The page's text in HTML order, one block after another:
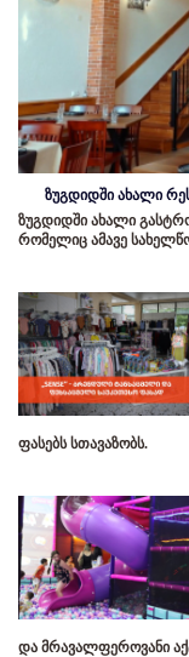
ზუგდიდში ახალი
ზუგდიდში ახალი
რომელიც ამავე
ფასებს სთავაზობს.
და მრავალფეროვანი